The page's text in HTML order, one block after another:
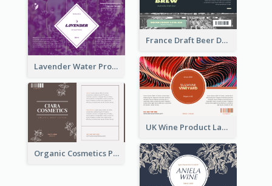
France Draft Beer Drink Label
Lavender Water Product Label
UK Wine Product Label
Organic Cosmetics Product Label